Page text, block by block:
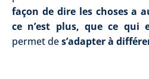
façon de dire les choses a
ce n’est plus, que ce qui
permet des’adapter à